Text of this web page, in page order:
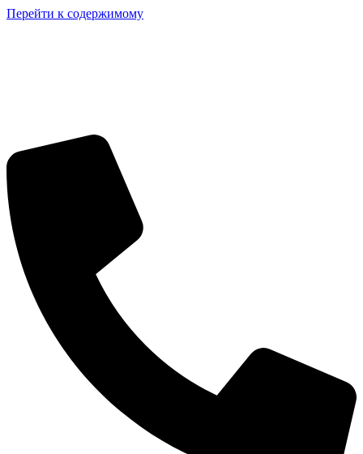
Перейти к содержимому